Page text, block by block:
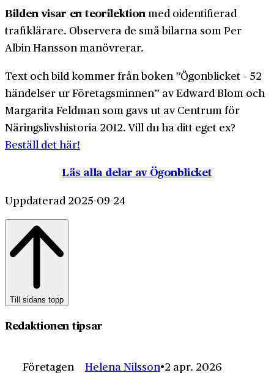
Bilden visar en teorilektionmed oidentifierad
trafiklärare. Observera de små bilarna som Per
Albin Hansson manövrerar.
Text och bild kommer från boken ”Ögonblicket – 52
händelser ur Företagsminnen” av Edward Blom och
Margarita Feldman som gavs ut av Centrum för
Näringslivshistoria 2012. Vill du ha ditt eget ex?
Beställ det här!
Läs alla delar av Ögonblicket
Uppdaterad 2025-09-24
Till sidans topp
Redaktionen tipsar
Företagen Helena Nilsson 2 apr. 2026